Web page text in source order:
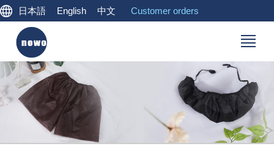
日本語 English 中文 Customer orders